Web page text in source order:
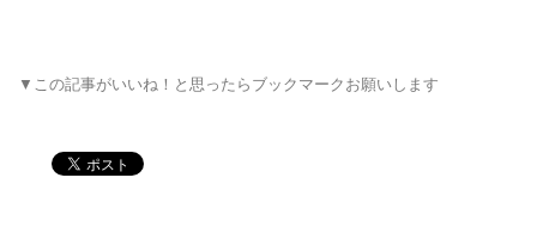
▼この記事がいいね！と思ったらブックマークお願いします